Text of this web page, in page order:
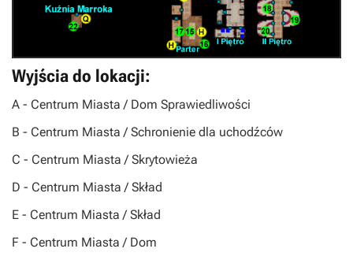
Wyjścia do lokacji:
A - Centrum Miasta / Dom Sprawiedliwości
B - Centrum Miasta / Schronienie dla uchodźców
C - Centrum Miasta / Skrytowieża
D - Centrum Miasta / Skład
E - Centrum Miasta / Skład
F - Centrum Miasta / Dom